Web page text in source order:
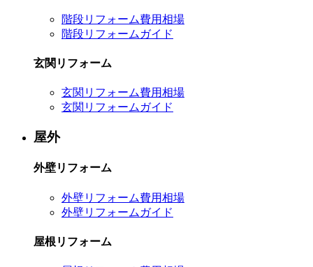
階段リフォーム費用相場
階段リフォームガイド
玄関リフォーム
玄関リフォーム費用相場
玄関リフォームガイド
屋外
外壁リフォーム
外壁リフォーム費用相場
外壁リフォームガイド
屋根リフォーム